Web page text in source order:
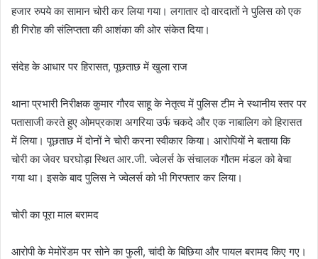
हजार रुपये का सामान चोरी कर लिया गया। लगातार दो वारदातों ने पुलिस को एक
ही गिरोह की संलिप्तता की आशंका की ओर संकेत दिया।
संदेह के आधार पर हिरासत, पूछताछ में खुला राज
थाना प्रभारी निरीक्षक कुमार गौरव साहू के नेतृत्व में पुलिस टीम ने स्थानीय स्तर पर
पतासाजी करते हुए ओमप्रकाश अगरिया उर्फ चकदे और एक नाबालिग को हिरासत
में लिया। पूछताछ में दोनों ने चोरी करना स्वीकार किया। आरोपियों ने बताया कि
चोरी का जेवर घरघोड़ा स्थित आर.जी. ज्वेलर्स के संचालक गौतम मंडल को बेचा
गया था। इसके बाद पुलिस ने ज्वेलर्स को भी गिरफ्तार कर लिया।
चोरी का पूरा माल बरामद
आरोपी के मेमोरेंडम पर सोने का फुली, चांदी के बिछिया और पायल बरामद किए गए।